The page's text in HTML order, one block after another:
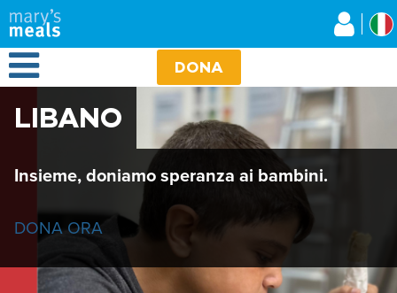
Salta
al
contenuto
principale
Open Menu DONA
LIBANO
Insieme, doniamo speranza ai bambini.
DONA ORA